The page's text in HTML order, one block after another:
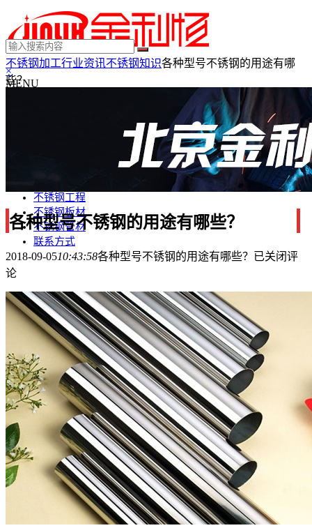
×
MENU
不锈钢踢脚线
不锈钢电梯门套
不锈钢工程
不锈钢板材
不锈钢管材
联系方式
不锈钢加工行业资讯不锈钢知识各种型号不锈钢的用途有哪
些？
各种型号不锈钢的用途有哪些？
2018-09-0510:43:58各种型号不锈钢的用途有哪些？ 已关闭评
论